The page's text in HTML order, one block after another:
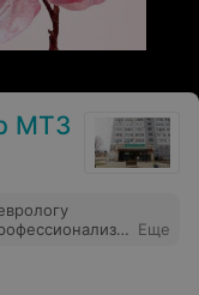
МТЗ
Еще